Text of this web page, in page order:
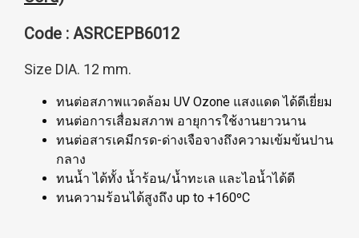
Code : ASRCEPB6012
Size DIA. 12 mm.
ทนต่อสภาพแวดล้อม UV Ozone แสงแดด ได้ดีเยี่ยม
ทนต่อการเสื่อมสภาพ อายุการใช้งานยาวนาน
ทนต่อสารเคมีกรด-ด่างเจือจางถึงความเข้มข้นปาน
กลาง
ทนน้ำ ได้ทั้ง น้ำร้อน/น้ำทะเล และไอน้ำได้ดี
ทนความร้อนได้สูงถึง up to +160ºC